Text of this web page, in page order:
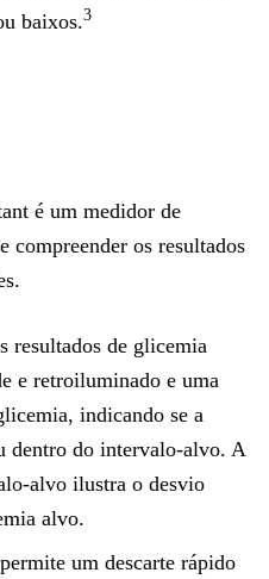
baixos.3
é um medidor de
compreender os resultados
resultados de glicemia
e retroiluminado e uma
indicando se a
dentro do intervalo-alvo. A
alvo ilustra o desvio
alvo.
um descarte rápido